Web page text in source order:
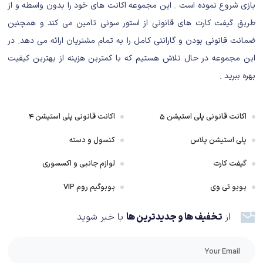
به محیط‌های بسیار بیشتری سر می‌زند و می‌خواهد به کمک چهار ماسک قدرت
باستانی، نظم را به دنیا بازگرداند.
تازه‌نفس هم عالی است و در عرض چند دقیقه به همه می‌فهماند که قصه در
مقابل گیم‌پلی بازی، چه جایگاهی دارد. در نتیجه تک‌تک کات‌سین‌های داستانی،
بر کشش گیم‌پلی چالش‌برانگیز و شیرین بازی را دارند.
About Time پرشده از ارجاعاتی به‌جا و عالی به قسمت‌های قبلی است که اصلا
بازی شروع نموده است . این مجموعه اکانت های خود را بدون واسطه و از
طریق گیفت کارت های قانونی از استور سونی تامین می کند و همچنین
ضمانت قانونی بودن و گارانتی کامل را به تمام مشتریان ارائه می دهد. در
این مجموعه در حال تلاش هستیم که با کمترین هزینه از بهترین کیفیت
بهره ببرید .
اکانت قانونی پلی استیشن ۵
پلی استیشن پلاس
گیفت کارت
پوبو تی وی
اکانت قانونی پلی استیشن ۴
کنسول و دسته
لوازم جانبی و اکسسوری
پوبوگیم روم VIP
از تخفیف ها و جدیدترین ها با خبر شوید